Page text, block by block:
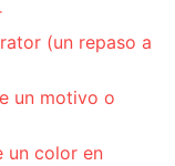
(un repaso a
un motivo o
un color en